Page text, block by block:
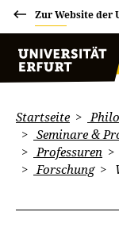
Zur Website der
Startseite
Seminare &
Professuren
Forschung